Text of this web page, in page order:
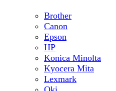
Brother
Canon
Epson
HP
Konica Minolta
Kyocera Mita
Lexmark